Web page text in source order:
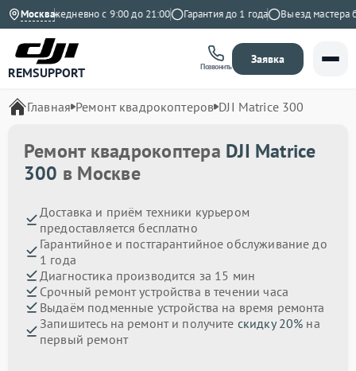
Москва
Ежедневно с 9:00 до 21:00 Гарантия до 1 года Выезд мастера
REMSUPPORT Позвонить
Заявка
Главная Ремонт квадрокоптеров DJI Matrice 300
Ремонт квадрокоптера DJI Matrice
300 в Москве
Доставка и приём техники курьером
предоставляется бесплатно
Гарантийное и постгарантийное обслуживание до
1 года
Диагностика производится за 15 мин
Срочный ремонт устройства в течении часа
Выдаём подменные устройства на время ремонта
Запишитесь на ремонт и получите скидку 20% на
первый ремонт